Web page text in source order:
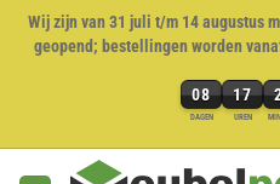
Wij zijn van 31 juli t/m 14 augustus
geopend; bestellingen worden
08
DAGEN
17
UREN
8